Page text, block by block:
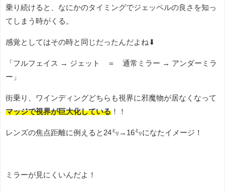
乗り続けると、なにかのタイミングでジェッペルの良さを知っ
てしまう時がくる。
感覚としてはその時と同じだったんだよね⬇
「フルフェイス → ジェット ＝ 通常ミラー → アンダーミラ
ー」
街乗り、ワインディングどちらも視界に邪魔物が居なくなって
マッジで視界が巨大化している ！！
レンズの焦点距離に例えると24㍉→16㍉になたイメージ！
ミラーが見にくいんだよ！